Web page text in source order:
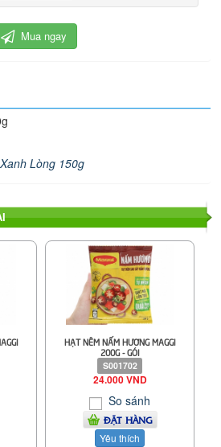
Mua ngay
Lòng 150g
HẠT NÊM NẤM HƯƠNG MAGGI
200G - GÓI
S001702
24.000 VND
So sánh
ĐẶT HÀNG
Yêu thích